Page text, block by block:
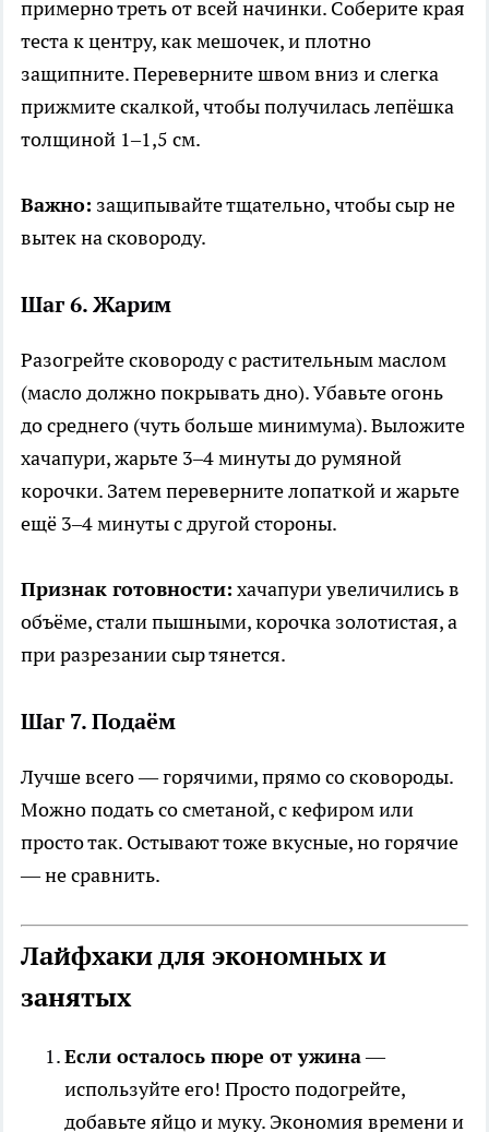
примерно треть от всей начинки. Соберите края
теста к центру, как мешочек, и плотно
защипните. Переверните швом вниз и слегка
прижмите скалкой, чтобы получилась лепёшка
толщиной 1–1,5 см.
Важно: защипывайте тщательно, чтобы сыр не
вытек на сковороду.
Шаг 6. Жарим
Разогрейте сковороду с растительным маслом
(масло должно покрывать дно). Убавьте огонь
до среднего (чуть больше минимума). Выложите
хачапури, жарьте 3–4 минуты до румяной
корочки. Затем переверните лопаткой и жарьте
ещё 3–4 минуты с другой стороны.
Признак готовности: хачапури увеличились в
объёме, стали пышными, корочка золотистая, а
при разрезании сыр тянется.
Шаг 7. Подаём
Лучше всего — горячими, прямо со сковороды.
Можно подать со сметаной, с кефиром или
просто так. Остывают тоже вкусные, но горячие
— не сравнить.
Лайфхаки для экономных и
занятых
Если осталось пюре от ужина—
используйте его! Просто подогрейте,
добавьте яйцо и муку. Экономия времени и